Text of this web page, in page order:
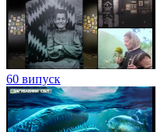
60 випуск